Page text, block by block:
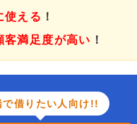
使える ！
客満足度が高い ！
で借りたい人向け!!